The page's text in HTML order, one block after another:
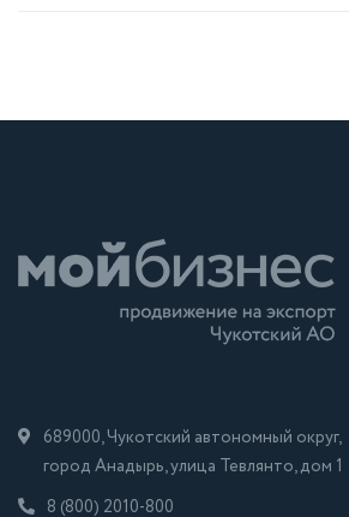
689000, Чукотский автономный округ,
город Анадырь, улица Тевлянто, дом 1
8 (800) 2010-800